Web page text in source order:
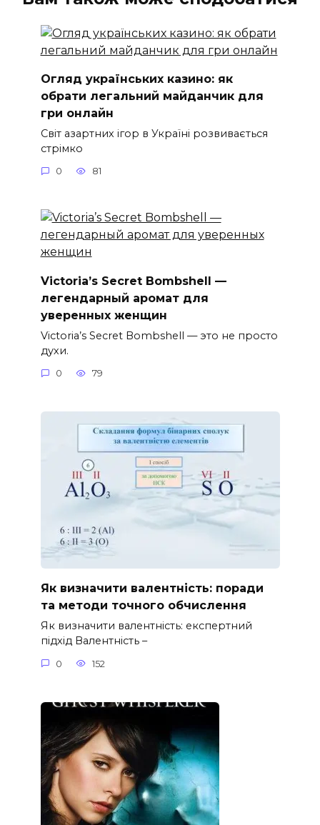
Огляд українських казино: як
обрати легальний майданчик для
гри онлайн
Світ азартних ігор в Україні розвивається
стрімко
0 81
Victoria’s Secret Bombshell —
легендарный аромат для
уверенных женщин
Victoria’s Secret Bombshell — это не просто
духи.
0 79
Як визначити валентність: поради
та методи точного обчислення
Як визначити валентність: експертний
підхід Валентність –
0 152